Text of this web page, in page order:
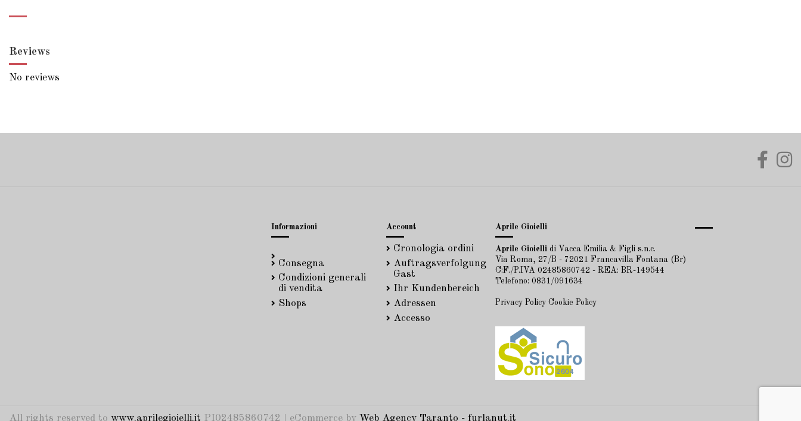
Reviews
No reviews
Informazioni
Consegna
Condizioni generali
di vendita
Shops
Account
Cronologia ordini
Auftragsverfolgung
Gast
Ihr Kundenbereich
Adressen
Accesso
Aprile Gioielli
Aprile Gioielli di Vacca Emilia & Figli s.n.c.
Via Roma, 27/B - 72021 Francavilla Fontana (Br)
C:F./P.IVA 02485860742 - REA: BR-149544
Telefono: 0831/091634
Privacy Policy Cookie Policy
All rights reserved to www.aprilegioielli.it PI02485860742 | eCommerce by Web Agency Taranto - furlanut.it